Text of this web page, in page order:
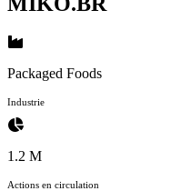
Packaged Foods
Industrie
1.2 M
Actions en circulation